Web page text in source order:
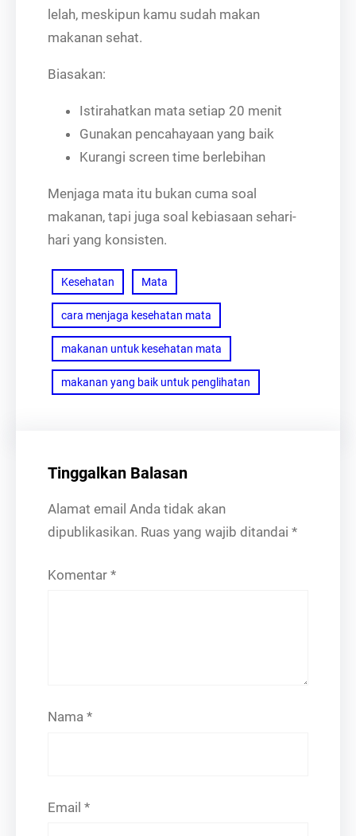
lelah, meskipun kamu sudah makan
makanan sehat.
Biasakan:
Istirahatkan mata setiap 20 menit
Gunakan pencahayaan yang baik
Kurangi screen time berlebihan
Menjaga mata itu bukan cuma soal
makanan, tapi juga soal kebiasaan sehari-
hari yang konsisten.
Kesehatan Mata
cara menjaga kesehatan mata
makanan untuk kesehatan mata
makanan yang baik untuk penglihatan
Tinggalkan Balasan
Alamat email Anda tidak akan
dipublikasikan. Ruas yang wajib ditandai *
Komentar *
Nama *
Email *